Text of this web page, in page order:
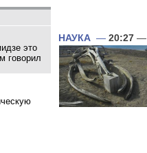
это
говорил
НАУКА — 20:27 —